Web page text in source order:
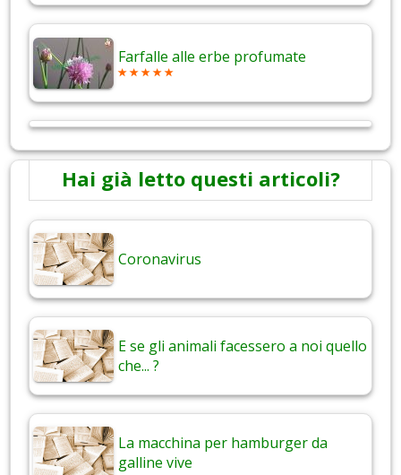
Farfalle alle erbe profumate
Hai già letto questi articoli?
Coronavirus
E se gli animali facessero a noi quello
che... ?
La macchina per hamburger da
galline vive